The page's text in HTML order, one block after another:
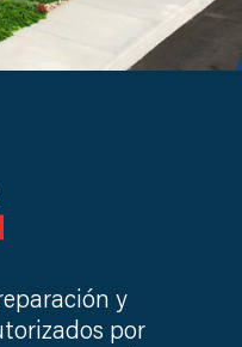
y
por